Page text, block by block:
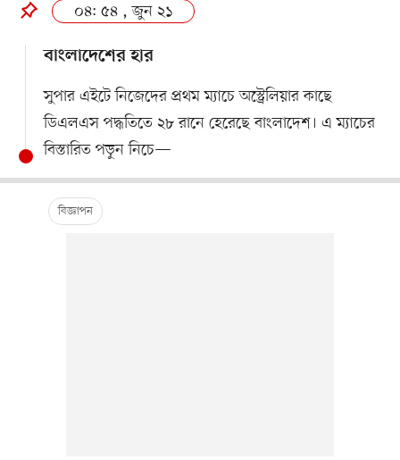
০৪: ৫৪ , জুন ২১
বাংলাদেশের হার
সুপার এইটে নিজেদের প্রথম ম্যাচে অস্ট্রেলিয়ার কাছে
ডিএলএস পদ্ধতিতে ২৮ রানে হেরেছে বাংলাদেশ। এ ম্যাচের
বিস্তারিত পড়ুন নিচে—